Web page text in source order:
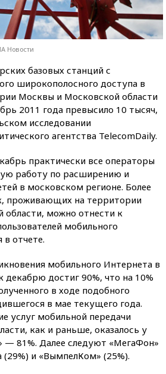
Новости
базовых станций с
широкополосного доступа в
Москвы и Московской области
2011 года превысило 10 тысяч,
исследовании
агентства TelecomDaily.
практически все операторы
работу по расширению и
в московском регионе. Более
проживающих на территории
можно отнести к
мобильного
в отчете.
мобильного Интернета в
декабрю достиг 90%, что на 10%
в ходе подобного
в мае текущего года.
услуг мобильной передачи
как и раньше, оказалось у
— 81%. Далее следуют «МегаФон»
(29%) и «ВымпелКом» (25%).